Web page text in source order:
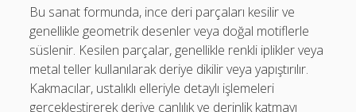
Bu sanat formunda, ince deri parçaları kesilir ve
genellikle geometrik desenler veya doğal motiflerle
süslenir. Kesilen parçalar, genellikle renkli iplikler veya
metal teller kullanılarak deriye dikilir veya yapıştırılır.
Kakmacılar, ustalıklı elleriyle detaylı işlemeleri
gerçekleştirerek deriye canlılık ve derinlik katmayı